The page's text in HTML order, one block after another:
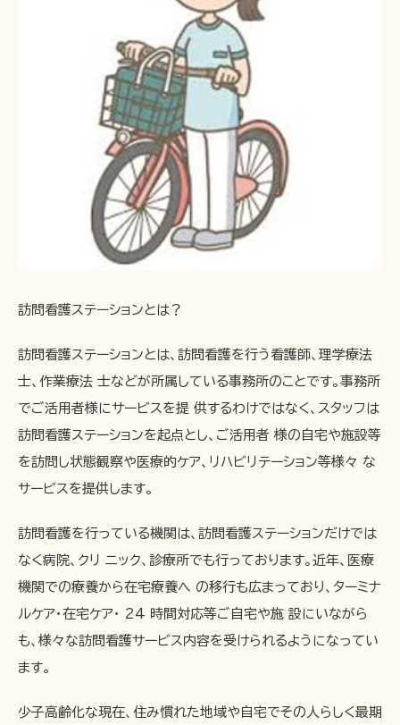
訪問看護ステーションとは？
訪問看護ステーションとは、訪問看護を行う看護師、理学療法
士、作業療法 士などが所属している事務所のことです。事務所
でご活用者様にサービスを提 供するわけではなく、スタッフは
訪問看護ステーションを起点とし、ご活用者 様の自宅や施設等
を訪問し状態観察や医療的ケア、リハビリテーション等様々 な
サービスを提供します。
訪問看護を行っている機関は、訪問看護ステーションだけでは
なく病院、クリ ニック、診療所でも行っております。近年、医療
機関での療養から在宅療養へ の移行も広まっており、ターミナ
ルケア・在宅ケア・ 24 時間対応等ご自宅や施 設にいながら
も、様々な訪問看護サービス内容を受けられるようになってい
ます。
少子高齢化な現在、住み慣れた地域や自宅でその人らしく最期